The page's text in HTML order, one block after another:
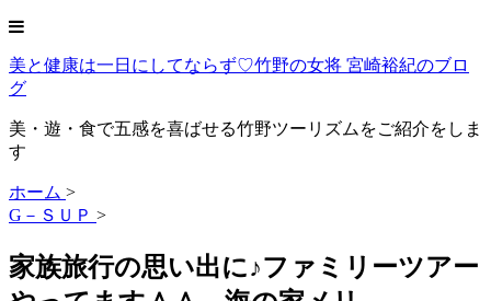
美と健康は一日にしてならず♡竹野の女将 宮崎裕紀のブロ
グ
美・遊・食で五感を喜ばせる竹野ツーリズムをご紹介をしま
す
ホーム >
G－ＳＵＰ >
家族旅行の思い出に♪ファミリーツアー